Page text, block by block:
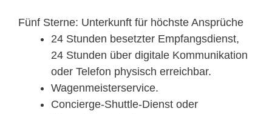
Fünf Sterne: Unterkunft für höchste Ansprüche
24 Stunden besetzter Empfangsdienst,
24 Stunden über digitale Kommunikation
oder Telefon physisch erreichbar.
Wagenmeisterservice.
Concierge-Shuttle-Dienst oder